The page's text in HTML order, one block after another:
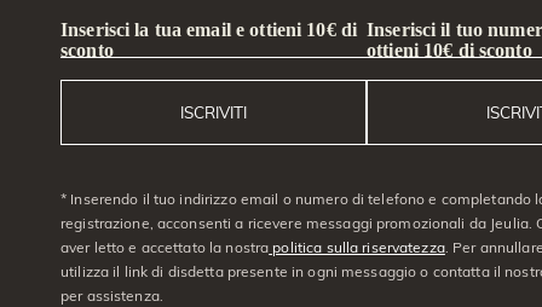
Inserisci la tua email e ottieni 10€ di
sconto
ISCRIVITI
Inserisci il tuo
ottieni 10€ di sconto
* Inserendo il tuo indirizzo email o numero di telefono e completando
registrazione, acconsenti a ricevere messaggi promozionali da Jeulia.
aver letto e accettato la nostra politica sulla riservatezza. Per
utilizza il link di disdetta presente in ogni messaggio o contatta il
per assistenza.